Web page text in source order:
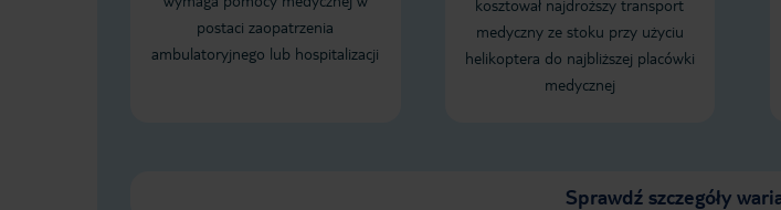
postaci zaopatrzenia
ambulatoryjnego lub hospitalizacji
kosztował najdroższy transport
medyczny ze stoku przy użyciu
helikoptera do najbliższej placówki
medycznej
Sprawdź szczegóły